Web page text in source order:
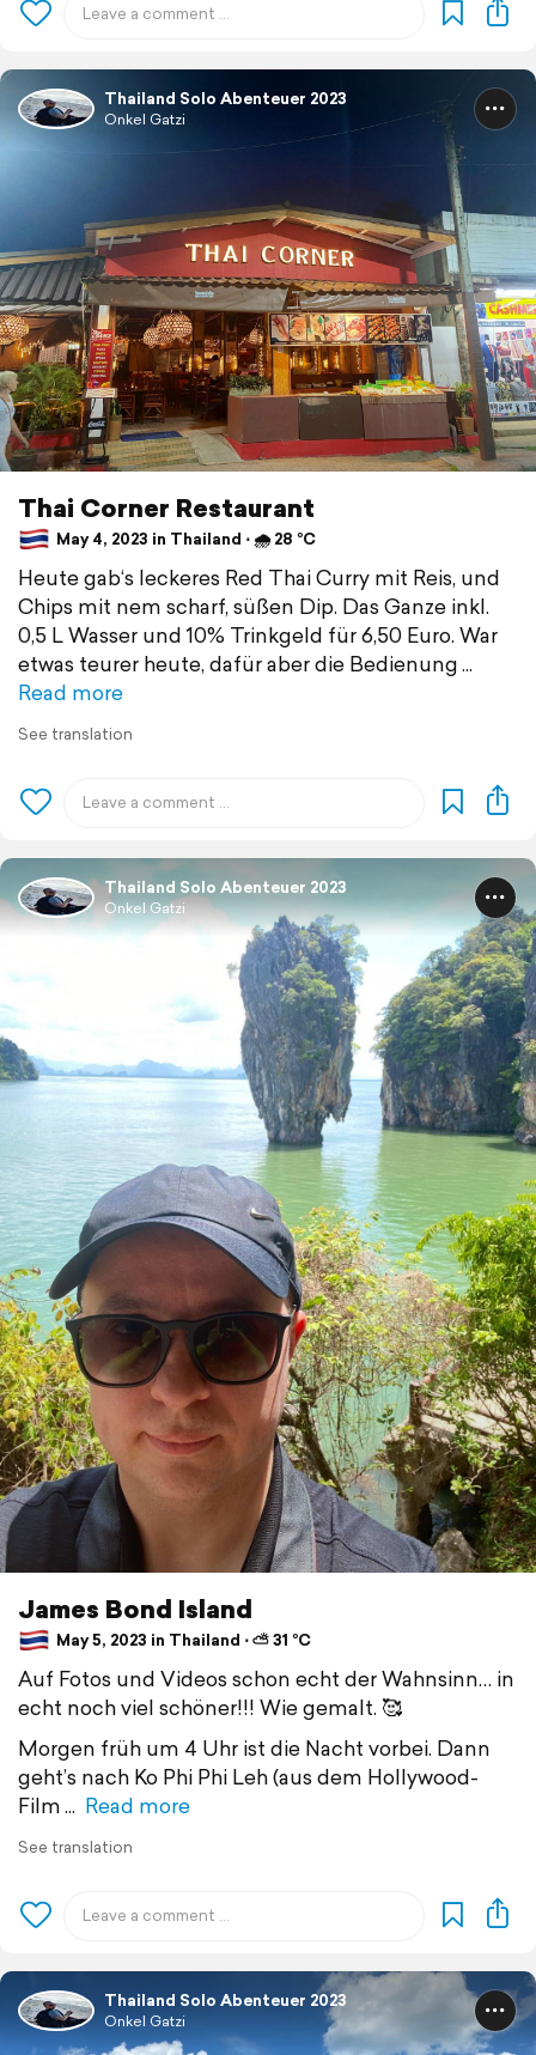
Thailand Solo Abenteuer 2023
Onkel Gatzi
Thai Corner Restaurant
May 4, 2023 in Thailand ⋅ 🌧 28 °C
Heute gab‘s leckeres Red Thai Curry mit Reis, und
Chips mit nem scharf, süßen Dip. Das Ganze inkl.
0,5 L Wasser und 10% Trinkgeld für 6,50 Euro. War
etwas teurer heute, dafür aber die Bedienung
Read more
See translation
Thailand Solo Abenteuer 2023
Onkel Gatzi
James Bond Island
May 5, 2023 in Thailand ⋅ ⛅ 31 °C
Auf Fotos und Videos schon echt der Wahnsinn… in
echt noch viel schöner!!! Wie gemalt. 🥰
Morgen früh um 4 Uhr ist die Nacht vorbei. Dann
geht’s nach Ko Phi Phi Leh (aus dem Hollywood-
Film
Read more
See translation
Thailand Solo Abenteuer 2023
Onkel Gatzi